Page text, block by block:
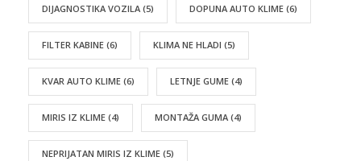
DIJAGNOSTIKA VOZILA (5) DOPUNA AUTO KLIME (6)
FILTER KABINE (6) KLIMA NE HLADI (5)
KVAR AUTO KLIME (6) LETNJE GUME (4)
MIRIS IZ KLIME (4) MONTAŽA GUMA (4)
NEPRIJATAN MIRIS IZ KLIME (5)